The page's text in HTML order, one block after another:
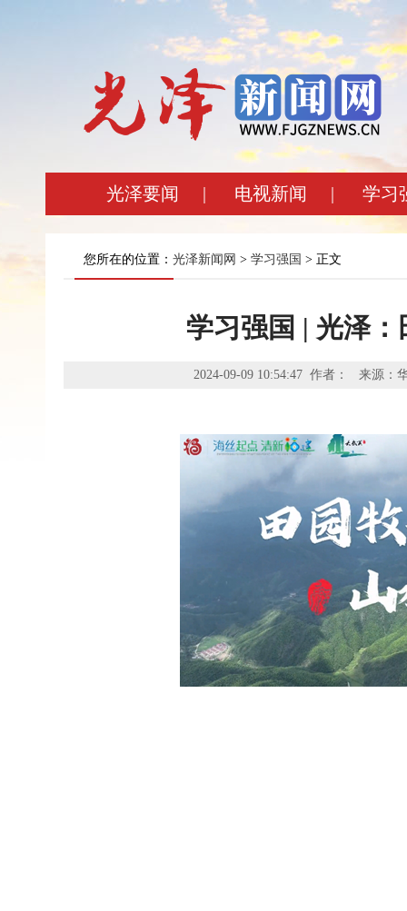
光泽要闻 | 电视新闻 | 学习
您所在的位置： 光泽新闻网 > 学习强国 > 正文
学习强国 | 光泽
2024-09-09 10:54:47 作者： 来源：